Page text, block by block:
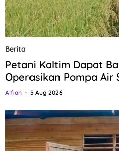
Berita
Petani Kaltim Dapat
Operasikan Pompa Air
Alfian 5 Aug 2026